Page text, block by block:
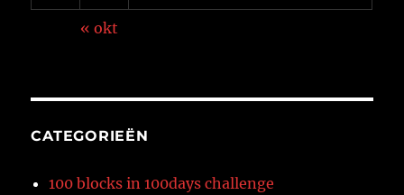
« okt
CATEGORIEËN
100 blocks in 100days challenge